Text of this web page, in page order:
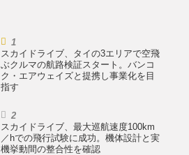
スカイドライブ、タイの3エリアで空飛
ぶクルマの航路検証スタート。バンコ
ク・エアウェイズと提携し事業化を目
指す
スカイドライブ、最大巡航速度100km
／hでの飛行試験に成功。機体設計と実
機挙動間の整合性を確認